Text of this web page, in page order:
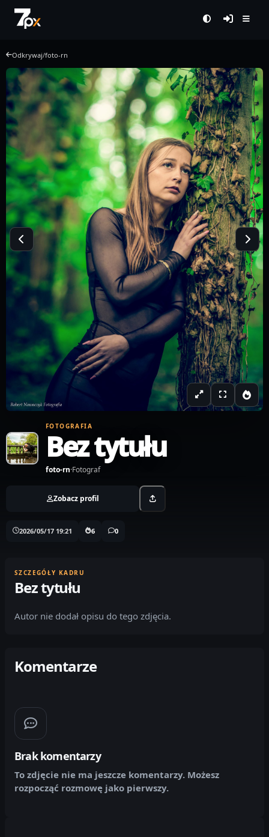
Odkrywaj/foto-rn
FOTOGRAFIA
Bez tytułu
foto-rn·Fotograf
Zobacz profil
2026/05/17 19:21 6 0
SZCZEGÓŁY KADRU
Bez tytułu
Autor nie dodał opisu do tego zdjęcia.
Komentarze
Brak komentarzy
To zdjęcie nie ma jeszcze komentarzy. Możesz
rozpocząć rozmowę jako pierwszy.